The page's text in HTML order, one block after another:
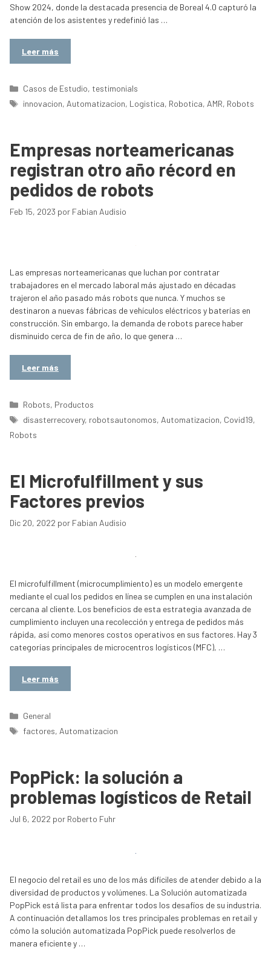
Show 2024, donde la destacada presencia de Boreal 4.0 capturó la
atención de los asistentes y redefinió las …
Leer más
Categorías
Casos de Estudio, testimonials
Etiquetas
innovacion, Automatizacion, Logistica, Robotica, AMR, Robots
Empresas norteamericanas
registran otro año récord en
pedidos de robots
Feb 15, 2023 por Fabian Audisio
Las empresas norteamericanas que luchan por contratar
trabajadores en el mercado laboral más ajustado en décadas
trajeron el año pasado más robots que nunca. Y muchos se
destinaron a nuevas fábricas de vehículos eléctricos y baterías en
construcción. Sin embargo, la demanda de robots parece haber
disminuido cerca de fin de año, lo que genera …
Leer más
Categorías
Robots, Productos
Etiquetas
disasterrecovery, robotsautonomos, Automatizacion, Covid19,
Robots
El Microfulfillment y sus
Factores previos
Dic 20, 2022 por Fabian Audisio
El microfulfillment (microcumplimiento) es un modelo emergente
mediante el cual los pedidos en línea se cumplen en una instalación
cercana al cliente. Los beneficios de esta estrategia avanzada de
cumplimiento incluyen una recolección y entrega de pedidos más
rápida, así como menores costos operativos en sus factores. Hay 3
categorías principales de microcentros logísticos (MFC), …
Leer más
Categorías
General
Etiquetas
factores, Automatizacion
PopPick: la solución a
problemas logísticos de Retail
Jul 6, 2022 por Roberto Fuhr
El negocio del retail es uno de los más difíciles de atender debido a la
diversidad de productos y volúmenes. La Solución automatizada
PopPick está lista para enfrentar todos los desafíos de su industria.
A continuación detallamos los tres principales problemas en retail y
cómo la solución automatizada PopPick puede resolverlos de
manera eficiente y …